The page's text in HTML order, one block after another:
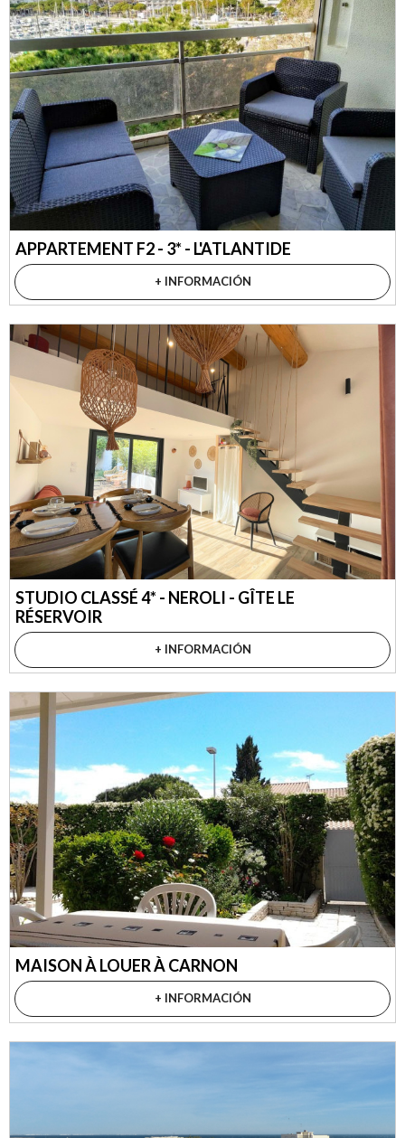
APPARTEMENT F2 - 3* - L'ATLANTIDE
+ INFORMACIÓN
STUDIO CLASSÉ 4* - NEROLI - GÎTE LE
RÉSERVOIR
+ INFORMACIÓN
MAISON À LOUER À CARNON
+ INFORMACIÓN